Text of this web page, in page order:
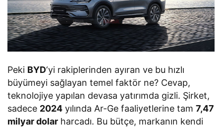
Peki BYD‘yi rakiplerinden ayıran ve bu hızlı
büyümeyi sağlayan temel faktör ne? Cevap,
teknolojiye yapılan devasa yatırımda gizli. Şirket,
sadece 2024 yılında Ar-Ge faaliyetlerine tam7,47
milyar dolar harcadı. Bu bütçe, markanın kendi